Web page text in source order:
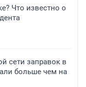
Что известно о
сети заправок в
больше чем на